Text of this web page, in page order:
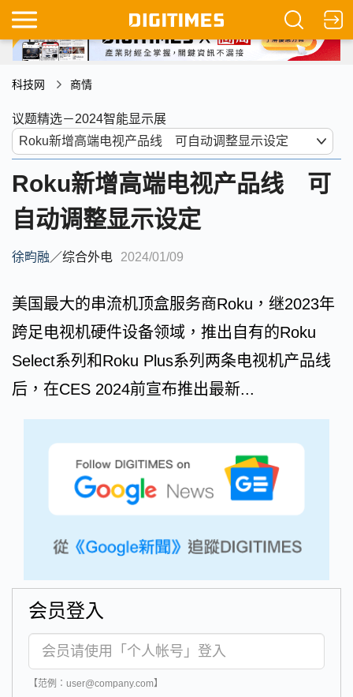
科技网 商情
议题精选－2024智能显示展
Roku新增高端电视产品线 可
自动调整显示设定
徐畇融／综合外电 2024/01/09
美国最大的串流机顶盒服务商Roku，继2023年
跨足电视机硬件设备领域，推出自有的Roku
Select系列和Roku Plus系列两条电视机产品线
后，在CES 2024前宣布推出最新...
会员登入
【范例：user@company.com】